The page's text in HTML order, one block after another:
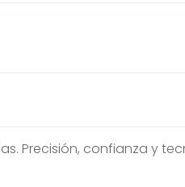
Precisión, confianza y